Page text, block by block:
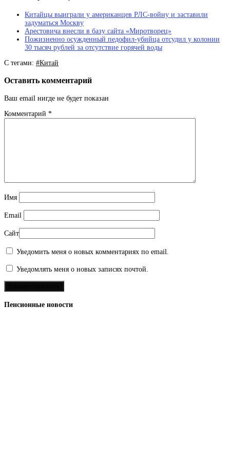
Китайцы выиграли у американцев РЛС-войну и заставили
задуматься Москву
Арестовича внесли в базу сайта «Миротворец»
Пожизненно осужденный педофил-убийца отсудил у колонии
30 тысяч рублей за отсутствие горячей воды
С тегами: #Китай
Оставить комментарий
Ваш email нигде не будет показан
Комментарий *
Имя
Email
Сайт
Уведомить меня о новых комментариях по email.
Уведомлять меня о новых записях почтой.
Пенсионные новости